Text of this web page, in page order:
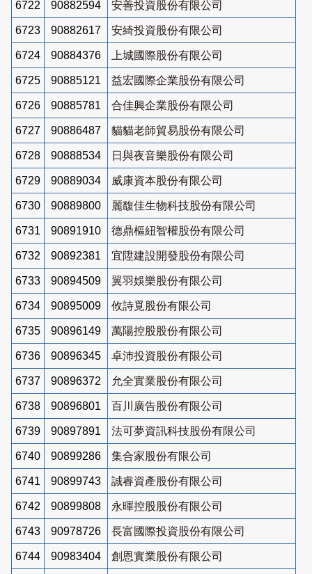
6722 90882594 安善投資股份有限公司
6723 90882617 安綺投資股份有限公司
6724 90884376 上城國際股份有限公司
6725 90885121 益宏國際企業股份有限公司
6726 90885781 合佳興企業股份有限公司
6727 90886487 貓貓老師貿易股份有限公司
6728 90888534 日與夜音樂股份有限公司
6729 90889034 威康資本股份有限公司
6730 90889800 麗馥佳生物科技股份有限公司
6731 90891910 德鼎樞紐智權股份有限公司
6732 90892381 宜陞建設開發股份有限公司
6733 90894509 翼羽娛樂股份有限公司
6734 90895009 攸詩覓股份有限公司
6735 90896149 萬陽控股股份有限公司
6736 90896345 卓沛投資股份有限公司
6737 90896372 允全實業股份有限公司
6738 90896801 百川廣告股份有限公司
6739 90897891 法可夢資訊科技股份有限公司
6740 90899286 集合家股份有限公司
6741 90899743 誠睿資產股份有限公司
6742 90899808 永暉控股股份有限公司
6743 90978726 長富國際投資股份有限公司
6744 90983404 創恩實業股份有限公司